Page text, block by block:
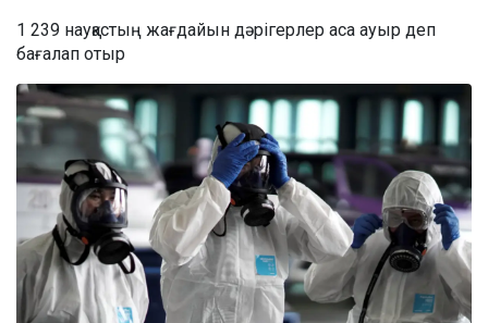
1 239 науқастың жағдайын дәрігерлер аса ауыр деп
бағалап отыр